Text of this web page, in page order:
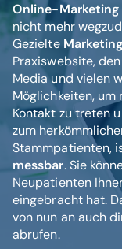
Online-Marketing
nicht mehr
Gezielte
Praxiswebsite,
Media und vielen
Möglichkeiten,
Kontakt zu treten
zum
Stammpatienten,
messbar. Sie
Neupatienten
eingebracht hat.
von nun an auch
abrufen.